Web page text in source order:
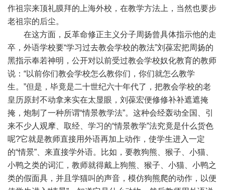
作祖宗来顶礼膜拜的上海外校，在教学方法上，当然也要步
老祖宗的后尘。
在这方面，反革命修正主义分子周扬曾具体指示他的走
卒，外语学校要“学习过去教会学校的教法”刘葆宏把周扬的
黑指示奉若神明，公开对以前受过教会学校奴化教育的教师
说：“以前你们教会学校怎么教你们，你们就怎么教学
生。”但是，毕竟是二十世纪六十年代了，把教会学校的老
皇历原封不动拿来实在太显眼，刘葆宏便修修补补遮遮掩
掩，炮制了一种所谓“情景教学法”。这种会经轰动全国、引
来不少人观摩、取经、学习的“情景教学”法究竟是什么货色
呢?它就是教师直接用外语再加上动作，使学生进入一定
的“情景”、来直接学外语。比如，要教狗熊、猴子、小猫、
小鸭之类的词汇，教师就得戴上狗熊、猴子、小猫、小鸭之
类的假面具，并且学猫叫的声音，模仿狗熊爬的动作，以便